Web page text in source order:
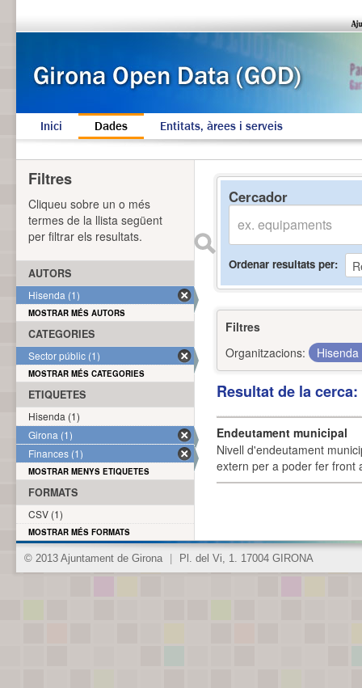
Inici Dades Entitats, àrees i serveis
Cercador
Ordenar resultats per
Filtres
Organitzacions:
Hisenda
Resultat de la
Endeutament municipal
Nivell d'endeutament
extern per a poder fer front
Filtres
Cliqueu sobre un o més
termes de la llista següent
per filtrar els resultats.
AUTORS
Hisenda (1)
MOSTRAR MÉS AUTORS
CATEGORIES
Sector públic (1)
MOSTRAR MÉS CATEGORIES
ETIQUETES
Hisenda (1)
Girona (1)
Finances (1)
MOSTRAR MENYS ETIQUETES
FORMATS
CSV (1)
MOSTRAR MÉS FORMATS
© 2013 Ajuntament de Girona Pl. del Vi, 1. 17004 GIRONA